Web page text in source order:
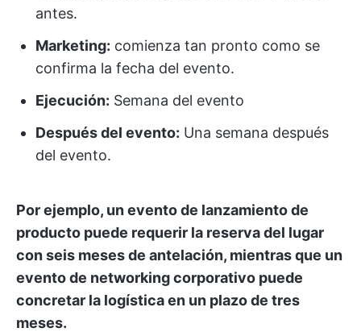
antes.
Marketing: comienza tan pronto como se
confirma la fecha del evento.
Ejecución: Semana del evento
Después del evento: Una semana después
del evento.
Por ejemplo, un evento de lanzamiento de
producto puede requerir la reserva del lugar
con seis meses de antelación, mientras que un
evento de networking corporativo puede
concretar la logística en un plazo de tres
meses.